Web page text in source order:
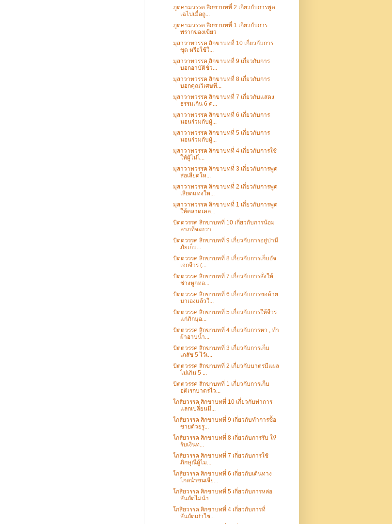
ภูตคามวรรค สิกขาบทที่ 2 เกี่ยวกับการพูด
เฉไปเมื่อถู...
ภูตคามวรรค สิกขาบทที่ 1 เกี่ยวกับการ
พรากของเขียว
มุสาวาทวรรค สิกขาบทที่ 10 เกี่ยวกับการ
ขุด หรือใช้ใ...
มุสาวาทวรรค สิกขาบทที่ 9 เกี่ยวกับการ
บอกอาบัติชั่ว...
มุสาวาทวรรค สิกขาบทที่ 8 เกี่ยวกับการ
บอกคุณวิเศษที...
มุสาวาทวรรค สิกขาบทที่ 7 เกี่ยวกับแสดง
ธรรมเกิน 6 ค...
มุสาวาทวรรค สิกขาบทที่ 6 เกี่ยวกับการ
นอนร่วมกับผู้...
มุสาวาทวรรค สิกขาบทที่ 5 เกี่ยวกับการ
นอนร่วมกับผู้...
มุสาวาทวรรค สิกขาบทที่ 4 เกี่ยวกับการใช้
ให้ผู้ไม่ไ...
มุสาวาทวรรค สิกขาบทที่ 3 เกี่ยวกับการพูด
ส่อเสียดให...
มุสาวาทวรรค สิกขาบทที่ 2 เกี่ยวกับการพูด
เสียดแทงให...
มุสาวาทวรรค สิกขาบทที่ 1 เกี่ยวกับการพูด
ให้คลาดเคล...
ปัตตวรรค สิกขาบทที่ 10 เกี่ยวกับการน้อม
ลาภที่จะถวา...
ปัตตวรรค สิกขาบทที่ 9 เกี่ยวกับการอยู่ป่ามี
ภัยเก็บ...
ปัตตวรรค สิกขาบทที่ 8 เกี่ยวกับการเก็บอัจ
เจกจีวร (...
ปัตตวรรค สิกขาบทที่ 7 เกี่ยวกับการสั่งให้
ช่างหูกทอ...
ปัตตวรรค สิกขาบทที่ 6 เกี่ยวกับการขอด้าย
มาเองแล้วใ...
ปัตตวรรค สิกขาบทที่ 5 เกี่ยวกับการให้จีวร
แก่ภิกษุอ...
ปัตตวรรค สิกขาบทที่ 4 เกี่ยวกับการหา , ทำ
ผ้าอาบน้ำ...
ปัตตวรรค สิกขาบทที่ 3 เกี่ยวกับการเก็บ
เภสัช 5 ไว้เ...
ปัตตวรรค สิกขาบทที่ 2 เกี่ยวกับบาตรมีแผล
ไม่เกิน 5 ...
ปัตตวรรค สิกขาบทที่ 1 เกี่ยวกับการเก็บ
อติเรกบาตรไว...
โกสิยวรรค สิกขาบทที่ 10 เกี่ยวกับทำการ
แลกเปลี่ยนมี...
โกสิยวรรค สิกขาบทที่ 9 เกี่ยวกับทำการซื้อ
ขายด้วยรู...
โกสิยวรรค สิกขาบทที่ 8 เกี่ยวกับการรับ ให้
รับเงินท...
โกสิยวรรค สิกขาบทที่ 7 เกี่ยวกับการใช้
ภิกษุณีผู้ไม...
โกสิยวรรค สิกขาบทที่ 6 เกี่ยวกับเดินทาง
ไกลนำขนเจีย...
โกสิยวรรค สิกขาบทที่ 5 เกี่ยวกับการหล่อ
สันถัตไม่นำ...
โกสิยวรรค สิกขาบทที่ 4 เกี่ยวกับการที่
สันถัตเก่าใช...